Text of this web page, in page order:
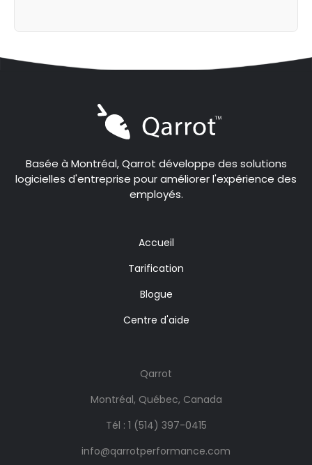
Basée à Montréal, Qarrot développe des solutions
logicielles d'entreprise pour améliorer l'expérience des
employés.
Accueil
Tarification
Blogue
Centre d'aide
Qarrot
Montréal, Québec, Canada
Tél : 1 (514) 397-0415
info@qarrotperformance.com